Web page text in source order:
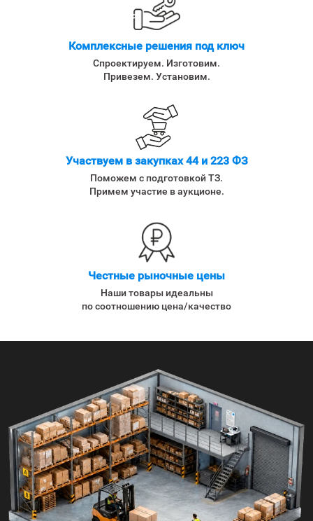
Комплексные решения под ключ
Спроектируем. Изготовим.
Привезем. Установим.
Участвуем в закупках 44 и 223 ФЗ
Поможем с подготовкой ТЗ.
Примем участие в аукционе.
Честные рыночные цены
Наши товары идеальны
по соотношению цена/качество